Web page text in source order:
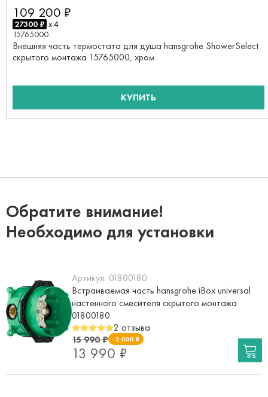
109 200 ₽
27300 ₽ x 4
15765000
Внешняя часть термостата для душа hansgrohe ShowerSelect
скрытого монтажа 15765000, хром
КУПИТЬ
Обратите внимание!
Необходимо для установки
Артикул: 01800180
2 отзыва
Встраиваемая часть hansgrohe iBox universal
настенного смесителя скрытого монтажа
01800180
15 990 ₽ -2 000 ₽
13 990 ₽